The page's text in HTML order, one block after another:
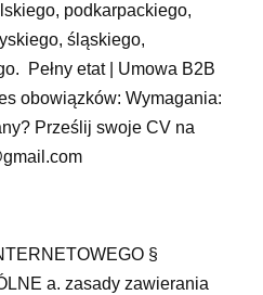
podkarpackiego,
śląskiego,
Pełny etat | Umowa B2B
obowiązków: Wymagania:
Prześlij swoje CV na
§
a. zasady zawierania